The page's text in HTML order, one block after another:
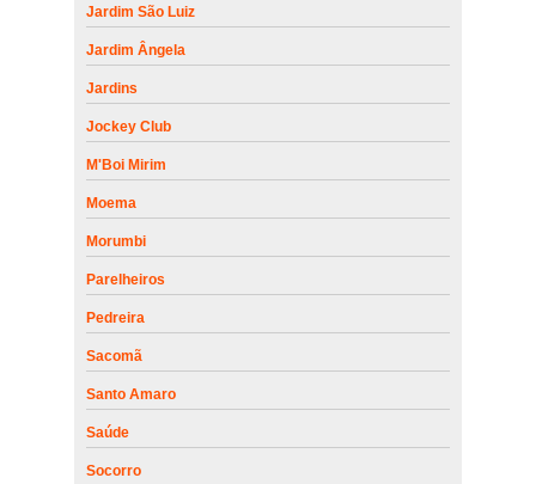
Jardim São Luiz
Jardim Ângela
Jardins
Jockey Club
M'Boi Mirim
Moema
Morumbi
Parelheiros
Pedreira
Sacomã
Santo Amaro
Saúde
Socorro